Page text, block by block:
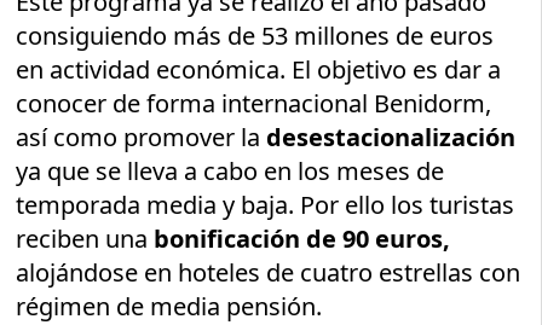
consiguiendo más de 53 millones de euros
en actividad económica. El objetivo es dar a
conocer de forma internacional Benidorm,
así como promover la desestacionalización
ya que se lleva a cabo en los meses de
temporada media y baja. Por ello los turistas
reciben una bonificación de 90 euros,
alojándose en hoteles de cuatro estrellas con
régimen de media pensión.